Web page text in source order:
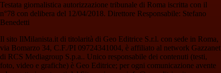
Testata giornalistica autorizzazione tribunale di Roma iscritta con il
n°78 con delibera del 12/04/2018. Direttore Responsabile: Stefano
Benedetti
Il sito IlMilanista.it di titolarità di Geo Editrice S.r.l. con sede in Roma,
via Bomarzo 34, C.F./PI 09724341004, è affiliato al network Gazzanet
di RCS Mediagroup S.p.a.. Unico responsabile dei contenuti (testi,
foto, video e grafiche) è Geo Editrice; per ogni comunicazione avente